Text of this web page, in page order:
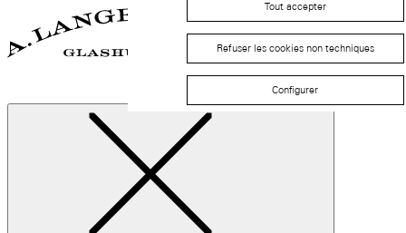
Tout accepter
Refuser les cookies non techniques
Configurer